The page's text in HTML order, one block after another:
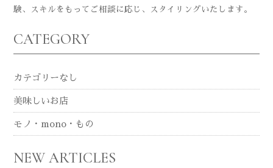
験、スキルをもってご相談に応じ、スタイリングいたします。
CATEGORY
カテゴリーなし
美味しいお店
モノ・mono・もの
NEW ARTICLES